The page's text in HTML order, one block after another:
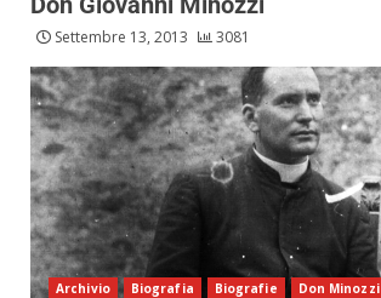
Settembre 13, 2013 3081
Archivio Biografia Biografie Don Minozzi